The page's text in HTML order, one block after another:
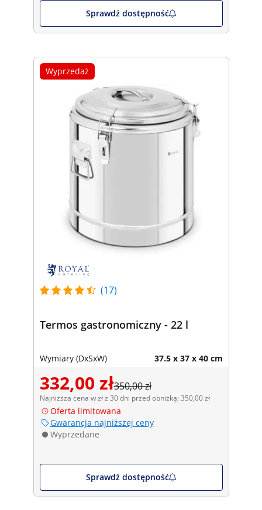
Sprawdź dostępność
Wyprzedaż
(17)
Termos gastronomiczny - 22 l
Wymiary (DxSxW) 37.5 x 37 x 40 cm
332,00 zł350,00 zł
Najniższa cena w zł z 30 dni przed obniżką: 350,00 zł
Oferta limitowana
Gwarancja najniższej ceny
Wyprzedane
Sprawdź dostępność